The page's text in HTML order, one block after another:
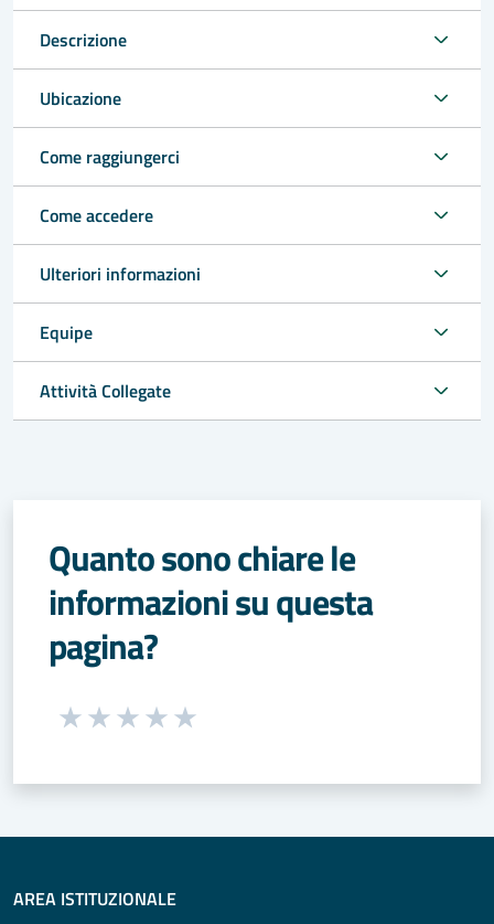
Descrizione
Ubicazione
Come raggiungerci
Come accedere
Ulteriori informazioni
Equipe
Attività Collegate
Quanto sono chiare le
informazioni su questa
pagina?
Seleziona una valutazione da 1 a 5 stelle
AREA ISTITUZIONALE